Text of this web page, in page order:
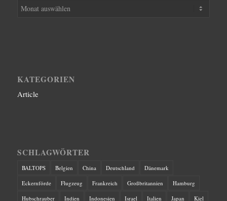
KATEGORIEN
Article
SCHLAGWÖRTER
BALTOPS Belgien China Deutschland
Dänemark
Eckernförde
Flugzeug Frankreich Großbritannien
Hamburg
Hubschrauber
Indien Indonesien Israel Italien Japan Kiel